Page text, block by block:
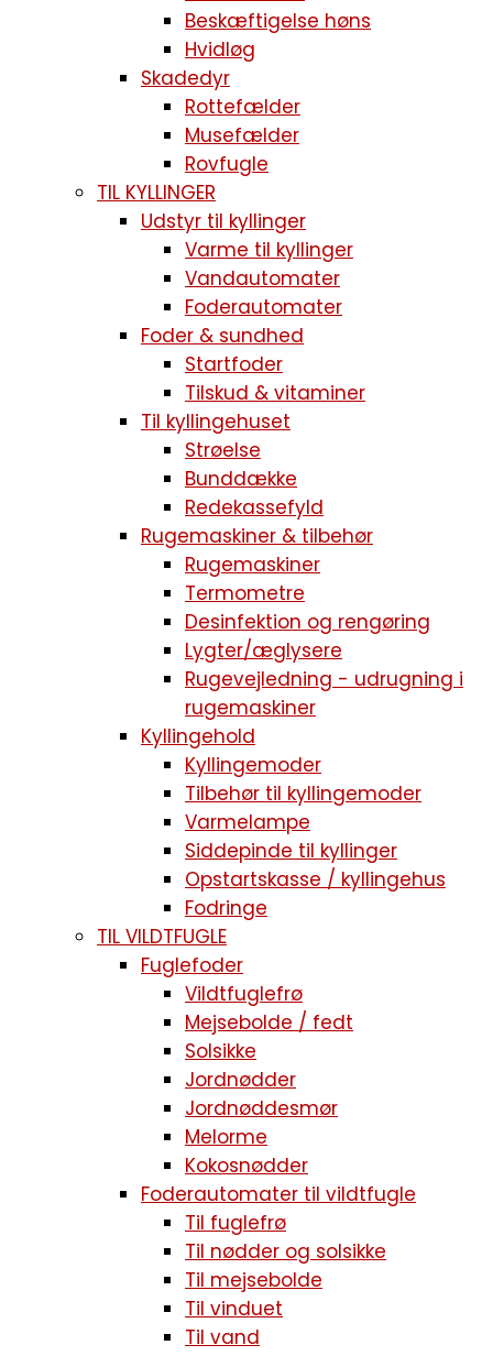
Beskæftigelse høns
Hvidløg
Skadedyr
Rottefælder
Musefælder
Rovfugle
TIL KYLLINGER
Udstyr til kyllinger
Varme til kyllinger
Vandautomater
Foderautomater
Foder & sundhed
Startfoder
Tilskud & vitaminer
Til kyllingehuset
Strøelse
Bunddække
Redekassefyld
Rugemaskiner & tilbehør
Rugemaskiner
Termometre
Desinfektion og rengøring
Lygter/æglysere
Rugevejledning - udrugning i
rugemaskiner
Kyllingehold
Kyllingemoder
Tilbehør til kyllingemoder
Varmelampe
Siddepinde til kyllinger
Opstartskasse / kyllingehus
Fodringe
TIL VILDTFUGLE
Fuglefoder
Vildtfuglefrø
Mejsebolde / fedt
Solsikke
Jordnødder
Jordnøddesmør
Melorme
Kokosnødder
Foderautomater til vildtfugle
Til fuglefrø
Til nødder og solsikke
Til mejsebolde
Til vinduet
Til vand